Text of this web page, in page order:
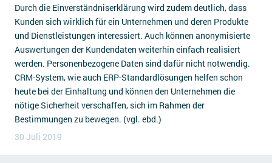
Durch die Einverständniserklärung wird zudem deutlich, dass
Kunden sich wirklich für ein Unternehmen und deren Produkte
und Dienstleistungen interessiert. Auch können anonymisierte
Auswertungen der Kundendaten weiterhin einfach realisiert
werden. Personenbezogene Daten sind dafür nicht notwendig.
CRM-System, wie auch ERP-Standardlösungen helfen schon
heute bei der Einhaltung und können den Unternehmen die
nötige Sicherheit verschaffen, sich im Rahmen der
Bestimmungen zu bewegen. (vgl. ebd.)
30 Juli 2019